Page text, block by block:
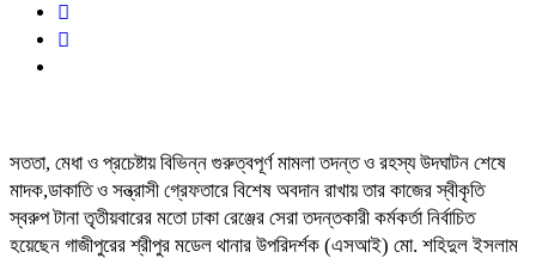
সততা, মেধা ও প্রচেষ্টায় বিভিন্ন গুরুত্বপূর্ণ মামলা তদন্ত ও রহস্য উদঘাটন শেষে
মাদক,ডাকাতি ও সন্ত্রাসী গ্রেফতারে বিশেষ অবদান রাখায় তার কাজের স্বীকৃতি
স্বরুপ টানা তৃতীয়বারের মতো ঢাকা রেঞ্জের সেরা তদন্তকারী কর্মকর্তা নির্বাচিত
হয়েছেন গাজীপুরের শ্রীপুর মডেল থানার উপরিদর্শক (এসআই) মো. শহিদুল ইসলাম